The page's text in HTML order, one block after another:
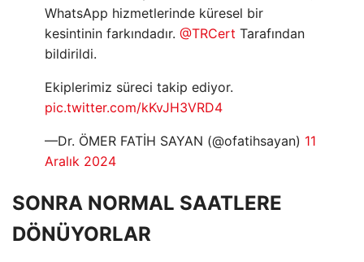
WhatsApp hizmetlerinde küresel bir
kesintinin farkındadır. @TRCert Tarafından
bildirildi.
Ekiplerimiz süreci takip ediyor.
pic.twitter.com/kKvJH3VRD4
—Dr. ÖMER FATİH SAYAN (@ofatihsayan) 11
Aralık 2024
SONRA NORMAL SAATLERE
DÖNÜYORLAR